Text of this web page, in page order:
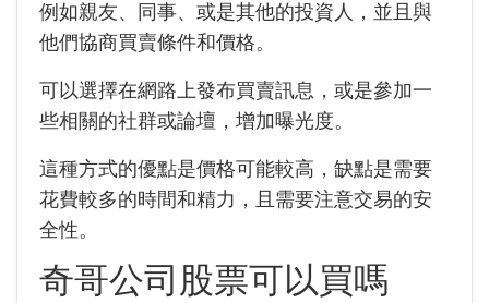
例如親友、同事、或是其他的投資人，並且與
他們協商買賣條件和價格。
可以選擇在網路上發布買賣訊息，或是參加一
些相關的社群或論壇，增加曝光度。
這種方式的優點是價格可能較高，缺點是需要
花費較多的時間和精力，且需要注意交易的安
全性。
奇哥公司股票可以買嗎